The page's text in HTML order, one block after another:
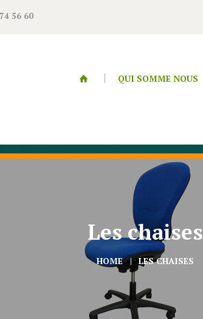
56 60
QUI SOMME NOUS
Les chaises
HOME LES CHAISES